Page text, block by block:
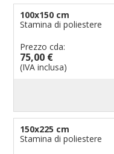
100x150 cm
Stamina di poliestere
Prezzo cda:
75,00 €
(IVA inclusa)
150x225 cm
Stamina di poliestere